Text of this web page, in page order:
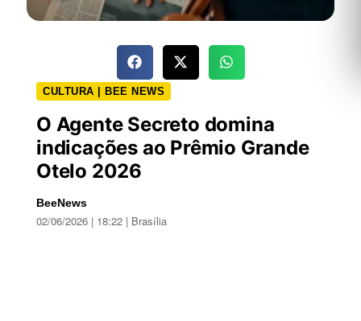
CULTURA | BEE NEWS
O Agente Secreto domina
indicações ao Prêmio Grande
Otelo 2026
BeeNews
02/06/2026 | 18:22 | Brasília